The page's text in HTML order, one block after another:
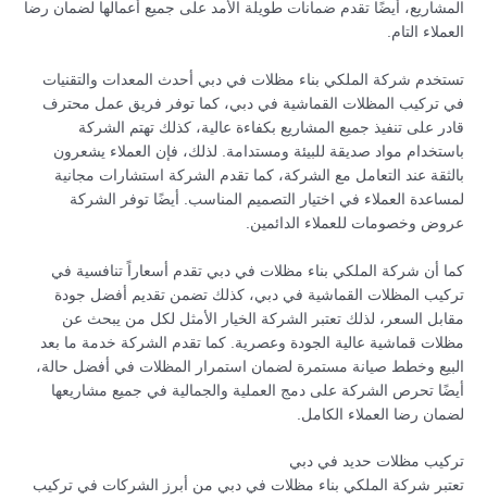
المشاريع، أيضًا تقدم ضمانات طويلة الأمد على جميع أعمالها لضمان رضا
العملاء التام.
تستخدم شركة الملكي بناء مظلات في دبي أحدث المعدات والتقنيات
في تركيب المظلات القماشية في دبي، كما توفر فريق عمل محترف
قادر على تنفيذ جميع المشاريع بكفاءة عالية، كذلك تهتم الشركة
باستخدام مواد صديقة للبيئة ومستدامة. لذلك، فإن العملاء يشعرون
بالثقة عند التعامل مع الشركة، كما تقدم الشركة استشارات مجانية
لمساعدة العملاء في اختيار التصميم المناسب. أيضًا توفر الشركة
عروض وخصومات للعملاء الدائمين.
كما أن شركة الملكي بناء مظلات في دبي تقدم أسعاراً تنافسية في
تركيب المظلات القماشية في دبي، كذلك تضمن تقديم أفضل جودة
مقابل السعر، لذلك تعتبر الشركة الخيار الأمثل لكل من يبحث عن
مظلات قماشية عالية الجودة وعصرية. كما تقدم الشركة خدمة ما بعد
البيع وخطط صيانة مستمرة لضمان استمرار المظلات في أفضل حالة،
أيضًا تحرص الشركة على دمج العملية والجمالية في جميع مشاريعها
لضمان رضا العملاء الكامل.
تركيب مظلات حديد في دبي
تعتبر شركة الملكي بناء مظلات في دبي من أبرز الشركات في تركيب